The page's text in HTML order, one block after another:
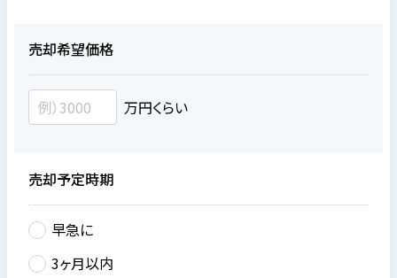
売却希望価格
万円くらい
売却予定時期
早急に
3ヶ月以内